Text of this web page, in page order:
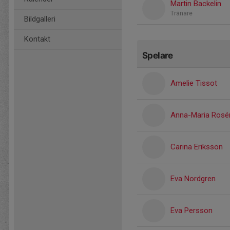
Bildgalleri
Kontakt
Martin Backelin
Tränare
Spelare
Amelie Tissot
Anna-Maria
Carina Eriksson
Eva Nordgren
Eva Persson